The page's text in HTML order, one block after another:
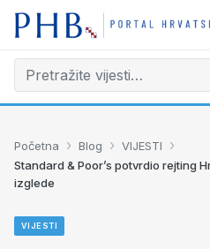
Početna › Blog › VIJESTI ›
Standard & Poor’s potvrdio rejting
izglede
VIJESTI